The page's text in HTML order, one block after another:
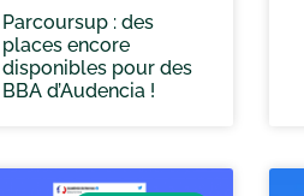
Parcoursup : des
places encore
disponibles pour des
BBA d’Audencia !